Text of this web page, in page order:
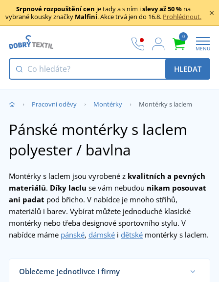
Srpnové rozpouštění cen je tady a s ním islevy až 50 % na
vybrané kousky značky Malfini. Akce trvá jen do 16.8. Prohlédnout.
0
MENU
HLEDAT
Pracovní oděvy Montérky Montérky s laclem
Pánské montérky s laclem
polyester / bavlna
Montérky s laclem jsou vyrobené z kvalitních a pevných
materiálů. Díky laclu se vám nebudou nikam posouvat
ani padat pod břicho. V nabídce je mnoho střihů,
materiálů i barev. Vybírat můžete jednoduché klasické
montérky nebo třeba designové sportovního stylu. V
nabídce máme pánské, dámské i dětské montérky s laclem.
Oblečeme jednotlivce i firmy